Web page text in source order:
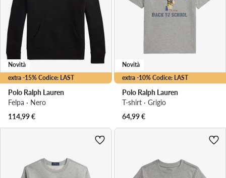
extra -15% Codice: LAST
Novità
Polo Ralph Lauren
Felpa · Nero
114,99€
extra -10% Codice: LAST
Novità
Polo Ralph Lauren
T-shirt · Grigio
64,99€